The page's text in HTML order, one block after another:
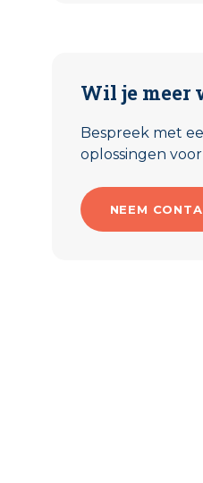
Wil je meer
Bespreek met
oplossingen
NEEM